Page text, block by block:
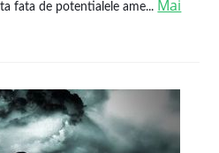
fata de potentialele ame... Mai